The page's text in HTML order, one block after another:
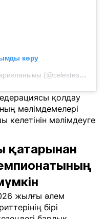
көру
Celeste Amarilla de Boccia-ның жарияланымы (@celestesenadora)
қолдау
мәлімдемелері
мәлімдеуге
қатарынан
жылғы әлем
бірі